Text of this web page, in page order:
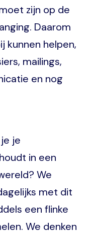
zijn op de
Daarom
kunnen helpen,
mailings,
en nog
je
in een
We
met dit
een flinke
We denken